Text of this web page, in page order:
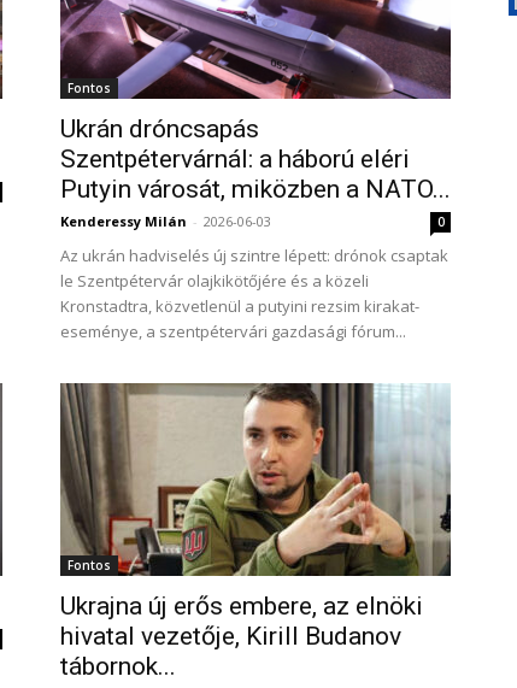
Fontos
Ukrán dróncsapás
Szentpétervárnál: a háború eléri
Putyin városát, miközben a NATO...
Kenderessy Milán - 2026-06-03 0
Az ukrán hadviselés új szintre lépett: drónok csaptak
le Szentpétervár olajkikötőjére és a közeli
Kronstadtra, közvetlenül a putyini rezsim kirakat-
eseménye, a szentpétervári gazdasági fórum...
Fontos
Ukrajna új erős embere, az elnöki
hivatal vezetője, Kirill Budanov
tábornok...